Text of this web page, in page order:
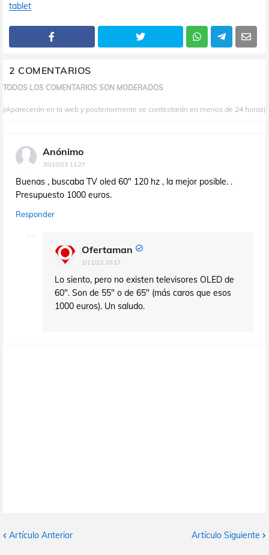
tablet
2 COMENTARIOS
TODOS LOS COMENTARIOS SON MODERADOS
(Aparecerán en la web y posteriormente se contestarán en menos de 24 horas)
Anónimo
30/10/23 11:27
Buenas , buscaba TV oled 60" 120 hz , la mejor posible. .
Presupuesto 1000 euros.
Responder
Ofertaman
1/11/23 20:17
Lo siento, pero no existen televisores OLED de
60". Son de 55" o de 65" (más caros que esos
1000 euros). Un saludo.
Artículo Anterior Artículo Siguiente